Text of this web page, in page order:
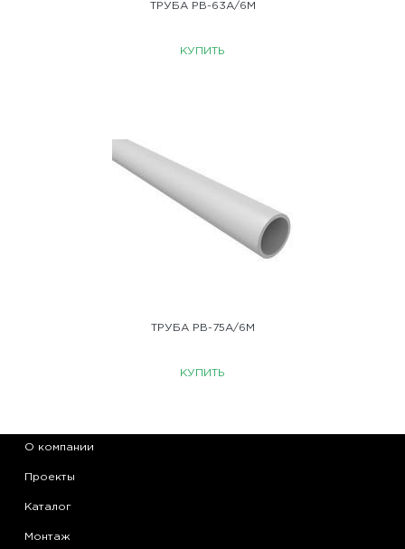
ТРУБА PB-63A/6M
КУПИТЬ
ТРУБА PB-75A/6M
КУПИТЬ
О компании
Проекты
Каталог
Монтаж